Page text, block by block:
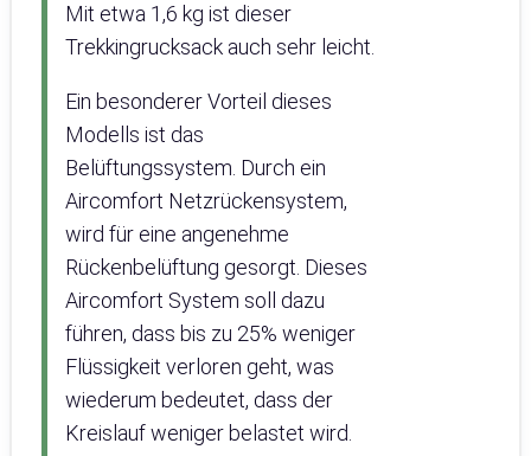
Mit etwa 1,6 kg ist dieser
Trekkingrucksack auch sehr leicht.
Ein besonderer Vorteil dieses
Modells ist das
Belüftungssystem. Durch ein
Aircomfort Netzrückensystem,
wird für eine angenehme
Rückenbelüftung gesorgt. Dieses
Aircomfort System soll dazu
führen, dass bis zu 25% weniger
Flüssigkeit verloren geht, was
wiederum bedeutet, dass der
Kreislauf weniger belastet wird.